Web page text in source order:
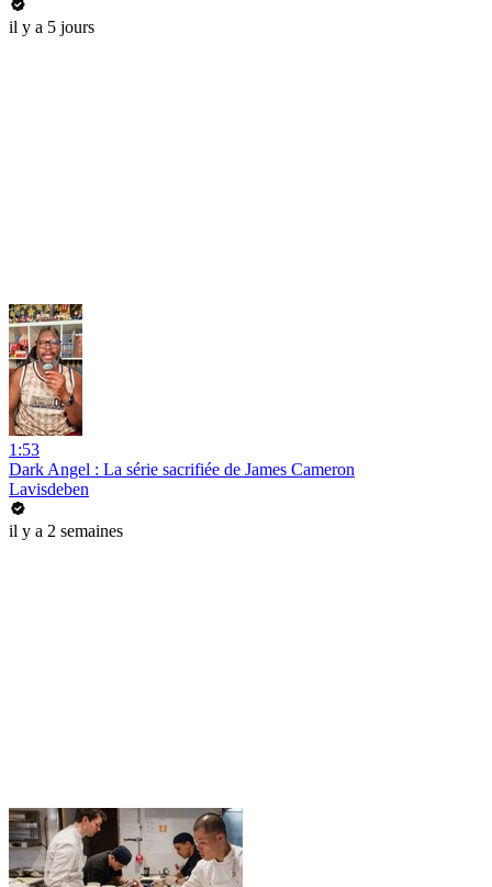
il y a 5 jours
1:53
Dark Angel : La série sacrifiée de James Cameron
Lavisdeben
il y a 2 semaines